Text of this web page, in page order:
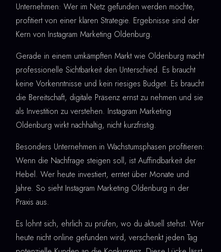
Unternehmen: Wer im Netz gefunden werden möchte,
profitiert von einer klaren Strategie. Ergebnisse sind der
Kern von Instagram Marketing Oldenburg.
Gerade in einem umkämpften Markt wie Oldenburg macht
professionelle Sichtbarkeit den Unterschied. Es braucht
keine Vorkenntnisse und kein riesiges Budget. Es braucht
die Bereitschaft, digitale Präsenz ernst zu nehmen und sie
als Investition zu verstehen. Instagram Marketing
Oldenburg wirkt nachhaltig, nicht kurzfristig.
Besonders Unternehmen in Wachstumsphasen profitieren:
Wenn die Nachfrage steigen soll, ist Auffindbarkeit der
Hebel. Wer heute investiert, erntet über Monate und
Jahre. So sieht Instagram Marketing Oldenburg in der
Praxis aus.
Es lohnt sich, ehrlich zu prüfen, wo du aktuell stehst. Wer
heute nicht online gefunden wird, verschenkt jeden Tag